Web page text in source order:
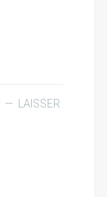
LAISSER